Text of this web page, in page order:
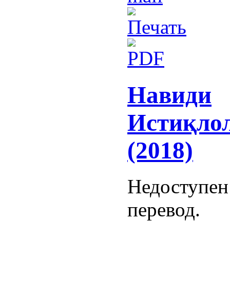
Навиди
(2018)
перевод.